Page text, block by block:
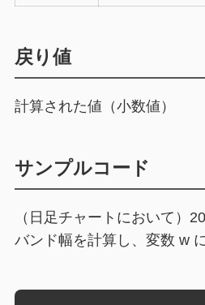
戻り値
計算された値（小数値）
サンプルコード
（日足チャートにおいて）
バンド幅を計算し、変数 w